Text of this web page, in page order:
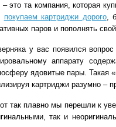
это та компания, которая
покупаем картриджи дорого,
паров и пополнять
у вас появился
аппарату
ядовитые пары. Такая
картриджи разумно –
так плавно мы перешли к
так и